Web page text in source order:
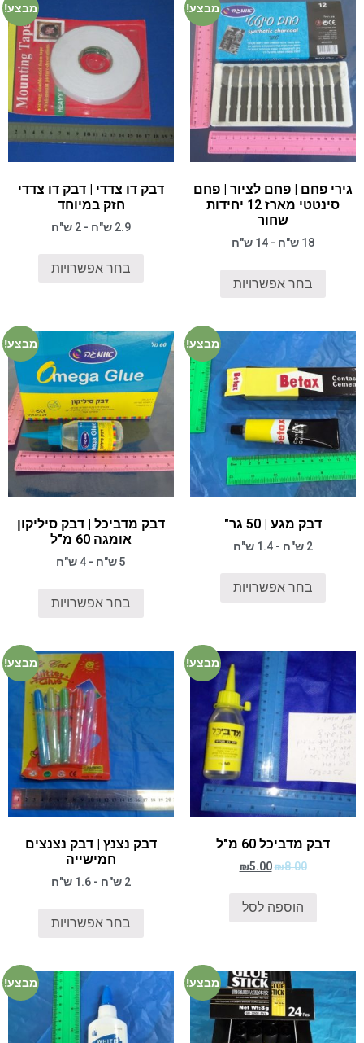
מבצע!
גירי פחם | פחם לציור | פחם
סינטטי מארז 12 יחידות
שחור
18 ש"ח - 14 ש"ח
בחר אפשרויות
מבצע!
דבק דו צדדי | דבק דו צדדי
חזק במיוחד
2.9 ש"ח - 2 ש"ח
בחר אפשרויות
מבצע!
דבק מגע | 50 גר"
2 ש"ח - 1.4 ש"ח
בחר אפשרויות
מבצע!
דבק מדביכל | דבק סיליקון
אומגה 60 מ"ל
5 ש"ח - 4 ש"ח
בחר אפשרויות
מבצע!
דבק מדביכל 60 מ"ל
₪8.00
₪5.00
הוספה לסל
מבצע!
דבק נצנץ | דבק נצנצים
חמישייה
2 ש"ח - 1.6 ש"ח
בחר אפשרויות
מבצע! מבצע!